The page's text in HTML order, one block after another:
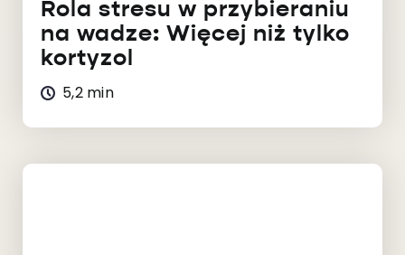
Rola stresu w przybieraniu
na wadze: Więcej niż tylko
kortyzol
5,2 min